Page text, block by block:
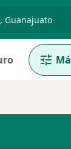
Guadalajara